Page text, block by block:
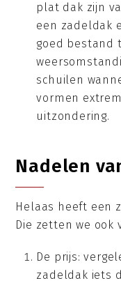
plat dak zijn
een zadeldak
goed bestand
schuilen
vormen
uitzondering.
Nadelen
Helaas heeft een
Die zetten we ook
De prijs:
zadeldak iets